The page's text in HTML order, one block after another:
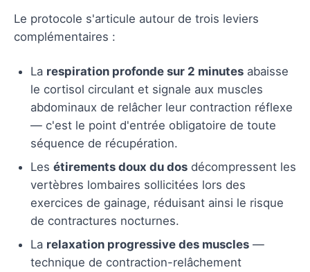
Le protocole s'articule autour de trois leviers
complémentaires :
La respiration profonde sur 2 minutes abaisse
le cortisol circulant et signale aux muscles
abdominaux de relâcher leur contraction réflexe
— c'est le point d'entrée obligatoire de toute
séquence de récupération.
Les étirements doux du dos décompressent les
vertèbres lombaires sollicitées lors des
exercices de gainage, réduisant ainsi le risque
de contractures nocturnes.
La relaxation progressive des muscles —
technique de contraction-relâchement